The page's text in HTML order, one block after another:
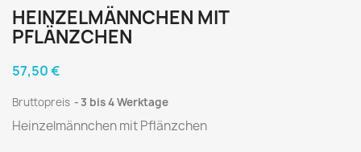
HEINZELMÄNNCHEN MIT
PFLÄNZCHEN
57,50 €
Bruttopreis 3 bis 4 Werktage
Heinzelmännchen mit Pflänzchen